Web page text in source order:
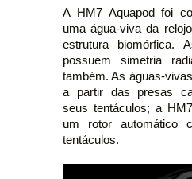
A HM7 Aquapod foi
uma água-viva da
estrutura biomórfica.
possuem simetria
também. As águas-
a partir das presas
seus tentáculos; a
um rotor automático
tentáculos.